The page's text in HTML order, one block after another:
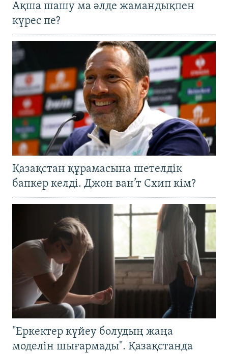
Ақша шашу ма әлде жамандықпен
күрес пе?
Қазақстан құрамасына шетелдік
бапкер келді. Джон ван’т Схип кім?
"Еркектер күйеу болудың жаңа
моделін шығармады". Қазақстанда